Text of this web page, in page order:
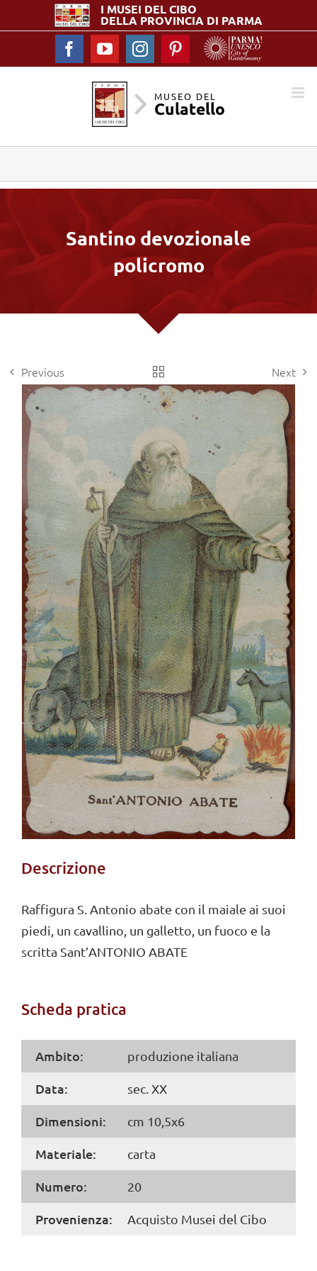
I MUSEI DELCIBO
DELLA PROVINCIA DI PARMA
FacebookYouTubeInstagramPinterest
MUSEO DEL
Culatello
Santino devozionale
policromo
Previous Next
View
Larger
Image
Descrizione
Raffigura S. Antonio abate con il maiale ai suoi
piedi, un cavallino, un galletto, un fuoco e la
scritta Sant’ANTONIO ABATE
Scheda pratica
Ambito: produzione italiana
Data: sec. XX
Dimensioni: cm 10,5x6
Materiale: carta
Numero: 20
Provenienza: Acquisto Musei del Cibo